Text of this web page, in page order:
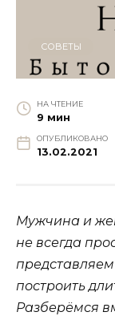
СОВЕТЫ
НА ЧТЕНИЕ
9 мин
ОПУБЛИКОВАНО
13.02.2021
Мужчина и
не всегда
построить
Разберёмся